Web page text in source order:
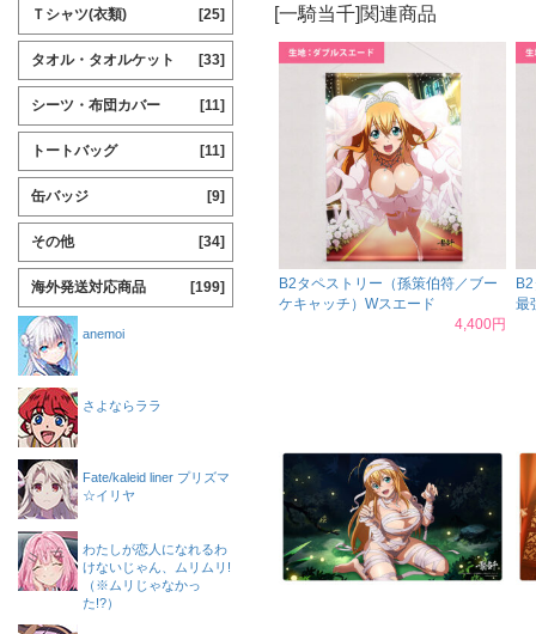
[一騎当千]関連商品
B2タペストリー（孫策伯符／ブー
ケキャッチ）Wスエード
4,400円
最
Ｔシャツ(衣類) [25]
タオル・タオルケット [33]
シーツ・布団カバー [11]
トートバッグ [11]
缶バッジ [9]
その他 [34]
海外発送対応商品 [199]
anemoi
さよならララ
Fate/kaleid liner プリズマ
☆イリヤ
わたしが恋人になれるわ
けないじゃん、ムリムリ!
（※ムリじゃなかっ
た!?）